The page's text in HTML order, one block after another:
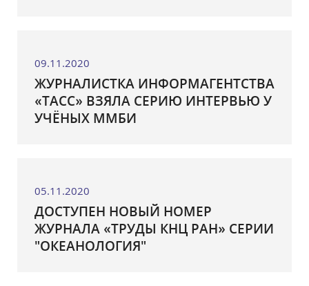
09.11.2020
ЖУРНАЛИСТКА ИНФОРМАГЕНТСТВА
«ТАСС» ВЗЯЛА СЕРИЮ ИНТЕРВЬЮ У
УЧЁНЫХ ММБИ
05.11.2020
ДОСТУПЕН НОВЫЙ НОМЕР
ЖУРНАЛА «ТРУДЫ КНЦ РАН» СЕРИИ
"ОКЕАНОЛОГИЯ"